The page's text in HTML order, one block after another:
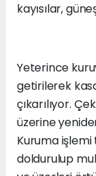
kayısılar,
Yeterince
getirilerek
çıkarılıyor.
üzerine
Kuruma işlemi
doldurulup